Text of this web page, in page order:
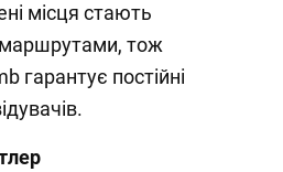
місця стають
тож
гарантує постійні